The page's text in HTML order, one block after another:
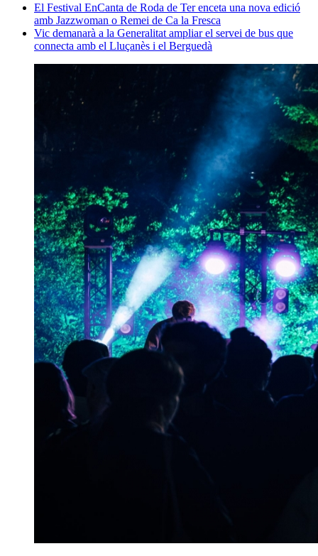
El Festival EnCanta de Roda de Ter enceta una nova edició
amb Jazzwoman o Remei de Ca la Fresca
Vic demanarà a la Generalitat ampliar el servei de bus que
connecta amb el Lluçanès i el Berguedà